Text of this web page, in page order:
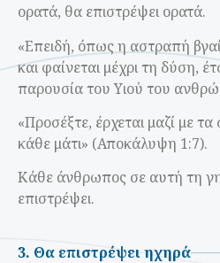
ορατά, θα επιστρέψει ορατά.
«Επειδή, όπως η αστραπή
και φαίνεται μέχρι τη δύση,
παρουσία του Yιού του
«Προσέξτε, έρχεται μαζί με
κάθε μάτι» (Αποκάλυψη 1:7).
Κάθε άνθρωπος σε αυτή τη
επιστρέψει.
3. Θα επιστρέψει ηχηρά